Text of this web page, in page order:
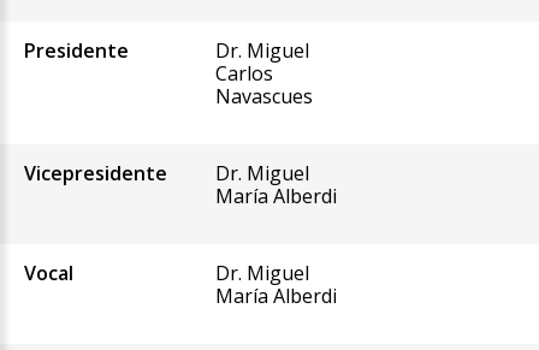
Presidente
Dr. Miguel
Carlos
Navascues
Vicepresidente
Dr. Miguel
María Alberdi
Vocal
Dr. Miguel
María Alberdi